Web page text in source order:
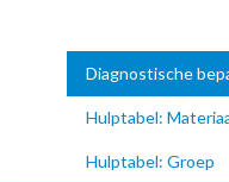
Diagnostische
Hulptabel:
Hulptabel: Groep